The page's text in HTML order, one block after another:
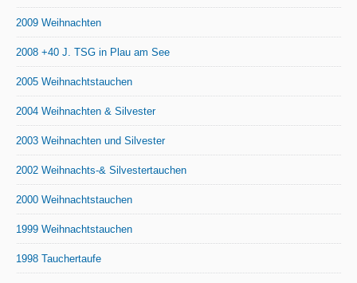
2009 Weihnachten
2008 +40 J. TSG in Plau am See
2005 Weihnachtstauchen
2004 Weihnachten & Silvester
2003 Weihnachten und Silvester
2002 Weihnachts-& Silvestertauchen
2000 Weihnachtstauchen
1999 Weihnachtstauchen
1998 Tauchertaufe